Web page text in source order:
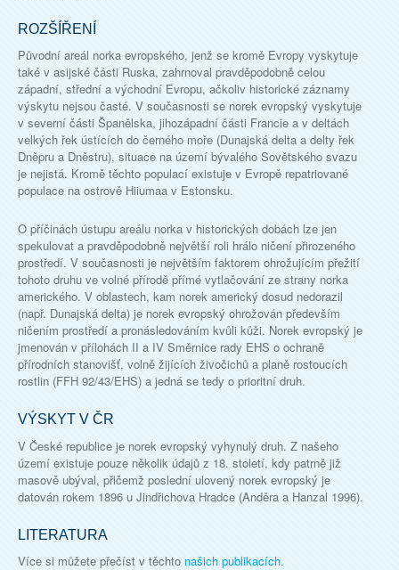
ROZŠÍŘENÍ
Původní areál norka evropského, jenž se kromě Evropy vyskytuje
také v asijské části Ruska, zahrnoval pravděpodobně celou
západní, střední a východní Evropu, ačkoliv historické záznamy
výskytu nejsou časté. V současnosti se norek evropský vyskytuje
v severní části Španělska, jihozápadní části Francie a v deltách
velkých řek ústících do černého moře (Dunajská delta a delty řek
Dněpru a Dněstru), situace na území bývalého Sovětského svazu
je nejistá. Kromě těchto populací existuje v Evropě repatriované
populace na ostrově Hiiumaa v Estonsku.
O příčinách ústupu areálu norka v historických dobách lze jen
spekulovat a pravděpodobně největší roli hrálo ničení přirozeného
prostředí. V současnosti je největším faktorem ohrožujícím přežití
tohoto druhu ve volné přírodě přímé vytlačování ze strany norka
amerického. V oblastech, kam norek americký dosud nedorazil
(např. Dunajská delta) je norek evropský ohrožován především
ničením prostředí a pronásledováním kvůli kůži. Norek evropský je
jmenován v přílohách II a IV Směrnice rady EHS o ochraně
přírodních stanovišť, volně žijících živočichů a planě rostoucích
rostlin (FFH 92/43/EHS) a jedná se tedy o prioritní druh.
VÝSKYT V ČR
V České republice je norek evropský vyhynulý druh. Z našeho
území existuje pouze několik údajů z 18. století, kdy patrně již
masově ubýval, přičemž poslední ulovený norek evropský je
datován rokem 1896 u Jindřichova Hradce (Anděra a Hanzal 1996).
LITERATURA
Více si můžete přečíst v těchto našich publikacích.